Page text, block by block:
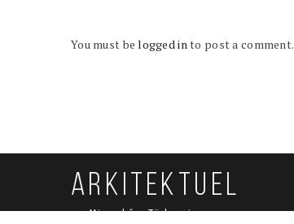
You must belogged into post a comment.
ARKITEKTUEL
Mimarlığın Türkçesi